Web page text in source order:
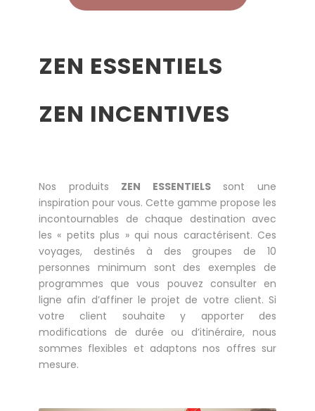
ZEN ESSENTIELS
ZEN INCENTIVES
Nos produits ZEN ESSENTIELSsont une
inspiration pour vous. Cette gamme propose les
incontournables de chaque destination avec
les « petits plus » qui nous caractérisent. Ces
voyages, destinés à des groupes de 10
personnes minimum sont des exemples de
programmes que vous pouvez consulter en
ligne afin d’affiner le projet de votre client. Si
votre client souhaite y apporter des
modifications de durée ou d’itinéraire, nous
sommes flexibles et adaptons nos offres sur
mesure.